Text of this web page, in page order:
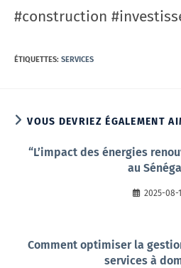
#construction
ÉTIQUETTES: SERVICES
VOUS DEVRIEZ ÉGALEMENT
“L’impact des énergies
au
2025-08-
Comment optimiser la
services à